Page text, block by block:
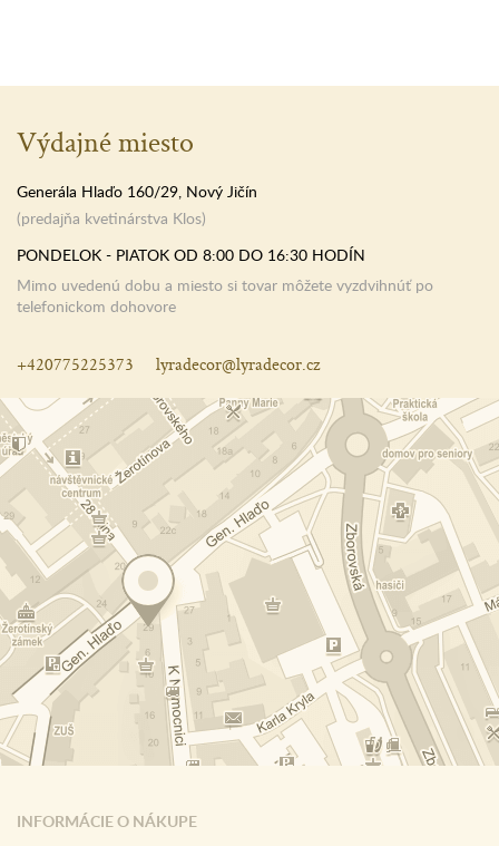
INFORMÁCIE O NÁKUPE
Výdajné miesto
Generála Hlaďo 160/29, Nový Jičín
(predajňa kvetinárstva Klos)
PONDELOK - PIATOK OD 8:00 DO 16:30 HODÍN
Mimo uvedenú dobu a miesto si tovar môžete vyzdvihnúť po
telefonickom dohovore
+420775225373 lyradecor@lyradecor.cz